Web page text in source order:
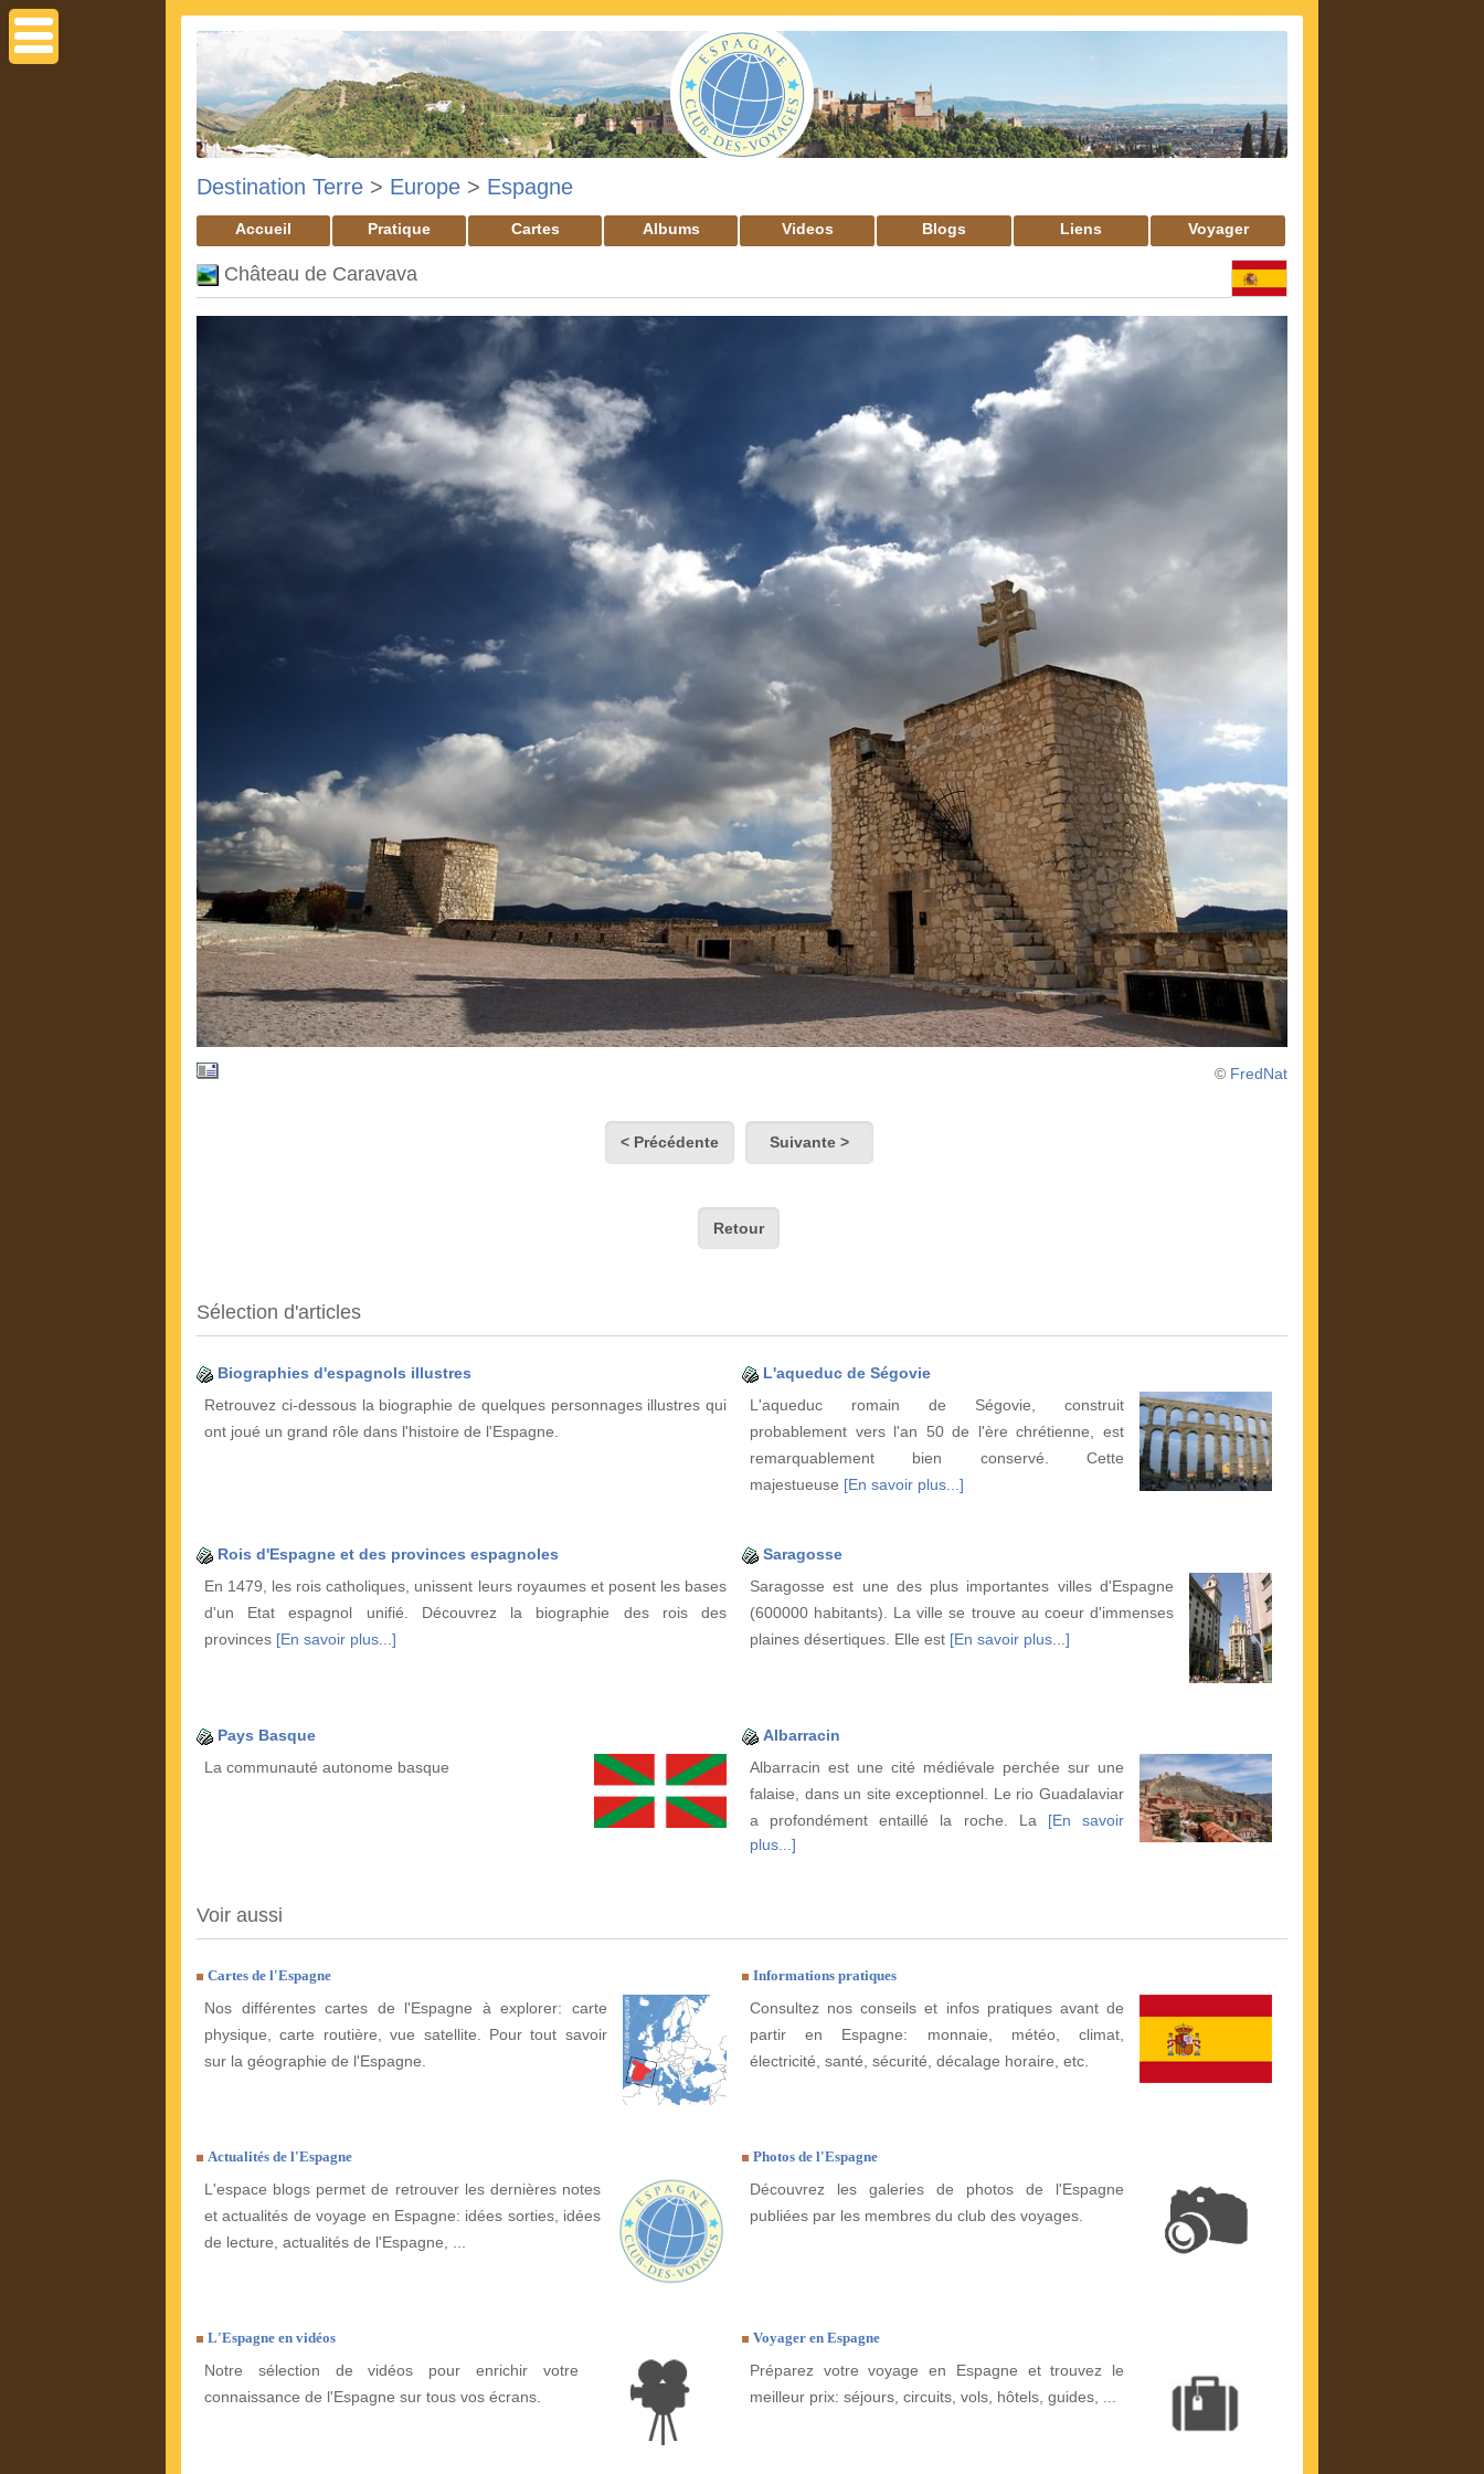
Destination Terre > Europe > Espagne
Accueil Pratique Cartes Albums Videos Blogs Liens Voyager
Château de Caravava
© FredNat
< Précédente Suivante >
Retour
Sélection d'articles
Biographies d'espagnols illustres
Retrouvez ci-dessous la biographie de quelques personnages illustres qui
ont joué un grand rôle dans l'histoire de l'Espagne.
L'aqueduc de Ségovie
L'aqueduc romain de Ségovie, construit
probablement vers l'an 50 de l'ère chrétienne, est
remarquablement bien conservé. Cette
majestueuse [En savoir plus...]
Rois d'Espagne et des provinces espagnoles
En 1479, les rois catholiques, unissent leurs royaumes et posent les bases
d'un Etat espagnol unifié. Découvrez la biographie des rois des
provinces [En savoir plus...]
Saragosse
Saragosse est une des plus importantes villes d'Espagne
(600000 habitants). La ville se trouve au coeur d'immenses
plaines désertiques. Elle est [En savoir plus...]
Pays Basque
La communauté autonome basque
Albarracin
Albarracin est une cité médiévale perchée sur une
falaise, dans un site exceptionnel. Le rio Guadalaviar
a profondément entaillé la roche. La [En savoir
plus...]
Voir aussi
Cartes de l'Espagne
Nos différentes cartes de l'Espagne à explorer: carte
physique, carte routière, vue satellite. Pour tout savoir
sur la géographie de l'Espagne.
Informations pratiques
Consultez nos conseils et infos pratiques avant de
partir en Espagne: monnaie, météo, climat,
électricité, santé, sécurité, décalage horaire, etc.
Actualités de l'Espagne
L'espace blogs permet de retrouver les dernières notes
et actualités de voyage en Espagne: idées sorties, idées
de lecture, actualités de l'Espagne, ...
Photos de l'Espagne
Découvrez les galeries de photos de l'Espagne
publiées par les membres du club des voyages.
L'Espagne en vidéos
Notre sélection de vidéos pour enrichir votre
connaissance de l'Espagne sur tous vos écrans.
Voyager en Espagne
Préparez votre voyage en Espagne et trouvez le
meilleur prix: séjours, circuits, vols, hôtels, guides, ...